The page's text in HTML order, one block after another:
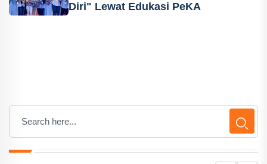
Diri" Lewat Edukasi PeKA